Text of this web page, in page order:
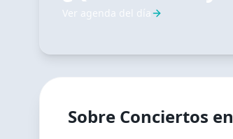
Ver agenda del día
Sobre Conciertos en